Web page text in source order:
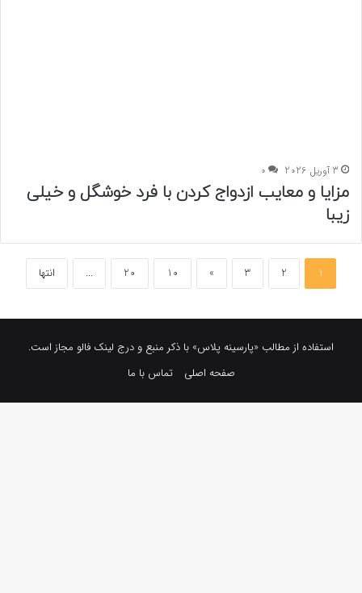
3 آوریل 2026 0
مزایا و معایب ازدواج کردن با فرد خوشگل و خیلی
زیبا
1
2
3
»
10
20
... انتها
استفاده از مطالب «پارسینه پلاس» با ذکر منبع و درج لینک فالو مجاز است.
صفحه اصلی
تماس با ما